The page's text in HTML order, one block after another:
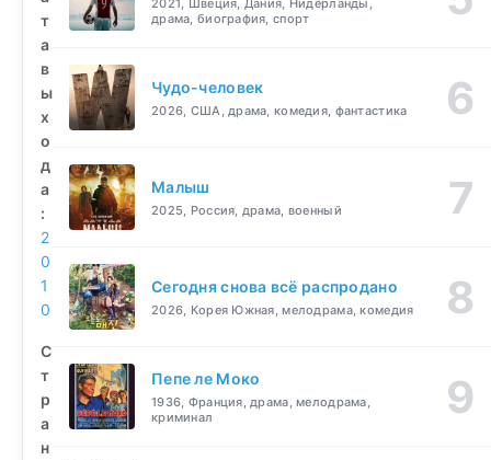
т
а
в
ы
х
о
д
а
:
2
0
1
0
С
т
р
а
н
драма, биография, спорт
Чудо-человек
2026, США, драма, комедия, фантастика
Малыш
2025, Россия, драма, военный
Сегодня снова всё распродано
2026, Корея Южная, мелодрама, комедия
Пепе ле Моко
1936, Франция, драма, мелодрама,
криминал